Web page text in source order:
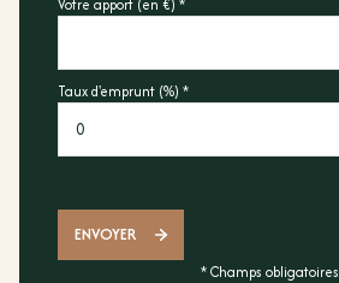
Votre apport (en €) *
Taux d'emprunt (%) *
ENVOYER
* Champs obligatoires